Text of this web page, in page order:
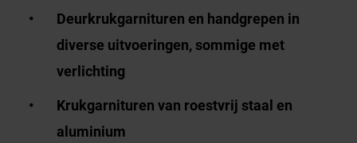
Deurkrukgarnituren en handgrepen in
diverse uitvoeringen, sommige met
verlichting
Krukgarnituren van roestvrij staal en
aluminium